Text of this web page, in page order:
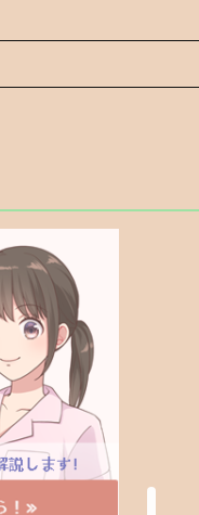
ら調べる
から調べる
トを探す
物質を探